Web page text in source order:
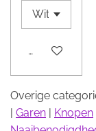
Houd mij op
Overige
| Garen | Knopen